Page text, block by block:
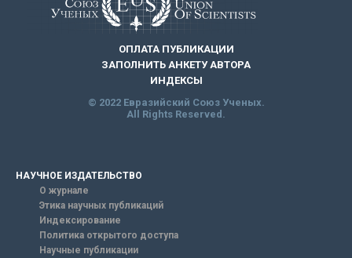
ОПЛАТА ПУБЛИКАЦИИ
ЗАПОЛНИТЬ АНКЕТУ АВТОРА
ИНДЕКСЫ
© 2022 Евразийский Союз Ученых.
All Rights Reserved.
НАУЧНОЕ ИЗДАТЕЛЬСТВО
О журнале
Этика научных публикаций
Индексирование
Политика открытого доступа
Научные публикации